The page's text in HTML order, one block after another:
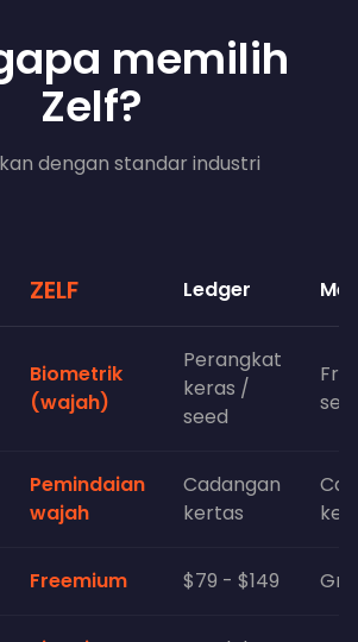
memilih
Zelf?
dengan standar industri
ZELF Ledger
Biometrik
(wajah)
Perangkat
keras /
seed
Pemindaian
wajah
Cadangan
kertas
Freemium $79 - $149